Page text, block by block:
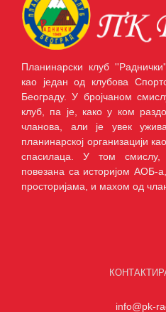
Планинарски клуб
као један од клубова
Београду. У бројчаном
клуб, па је, како у ком
чланова, али је увек
планинарској организацији
спасилаца. У том смислу,
повезана са историјом АОБ-
просторијама, и махом од
info@pk-